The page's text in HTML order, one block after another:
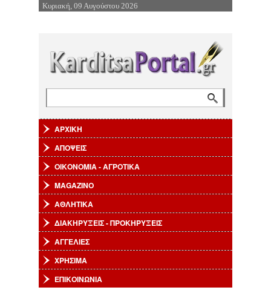
Επιστροφή στην Πλοήγηση
Κυριακή, 09 Αυγούστου 2026
ΑΡΧΙΚΗ
ΑΠΟΨΕΙΣ
ΟΙΚΟΝΟΜΙΑ - ΑΓΡΟΤΙΚΑ
MAGAZINO
ΑΘΛΗΤΙΚΑ
ΔΙΑΚΗΡΥΞΕΙΣ - ΠΡΟΚΗΡΥΞΕΙΣ
ΑΓΓΕΛΙΕΣ
ΧΡΗΣΙΜΑ
ΕΠΙΚΟΙΝΩΝΙΑ